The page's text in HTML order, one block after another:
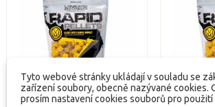
Tyto webové stránky ukládají v souladu se
zařízení soubory, obecně nazývané cookies.
prosím nastavení cookies souborů pro použití